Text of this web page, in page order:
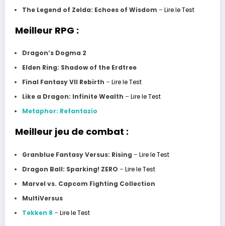
The Legend of Zelda: Echoes of Wisdom –Lire le Test
Meilleur RPG :
Dragon’s Dogma 2
Elden Ring: Shadow of the Erdtree
Final Fantasy VII Rebirth –Lire le Test
Like a Dragon: Infinite Wealth –Lire le Test
Metaphor: Refantazio
Meilleur jeu de combat :
Granblue Fantasy Versus: Rising –Lire le Test
Dragon Ball: Sparking! ZERO –Lire le Test
Marvel vs. Capcom Fighting Collection
MultiVersus
Tekken 8 –Lire le Test